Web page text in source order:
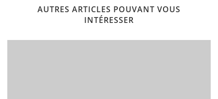
AUTRES ARTICLES POUVANT VOUS
INTÉRESSER